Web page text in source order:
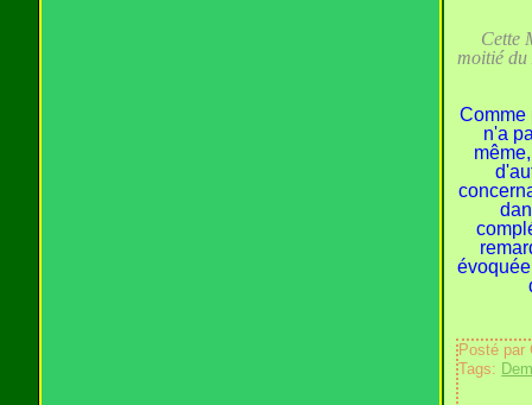
Cette
moitié du
Comme
n'a
Posté par
Tags: